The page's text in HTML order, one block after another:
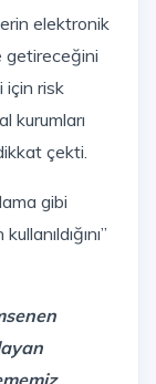
getireceğini
için risk
kurumları
çekti.